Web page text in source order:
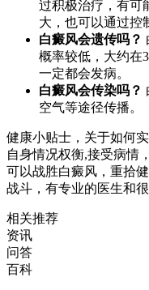
过积极治疗，有可
大，也可以通过控
白癜风会遗传吗？
概率较低，大约在
一定都会发病。
白癜风会传染吗？
空气等途径传播。
健康小贴士，关于如何
自身情况权衡,接受病情
可以战胜白癜风，重拾
战斗，有专业的医生和
相关推荐
资讯
问答
百科